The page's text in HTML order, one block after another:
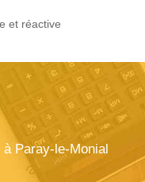
et réactive
Paray-le-Monial